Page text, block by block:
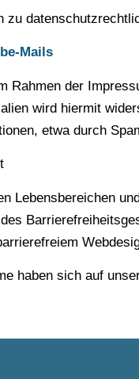
zu
Mails
Rahmen der
wird hiermit
etwa durch
Lebensbereichen
haben sich auf